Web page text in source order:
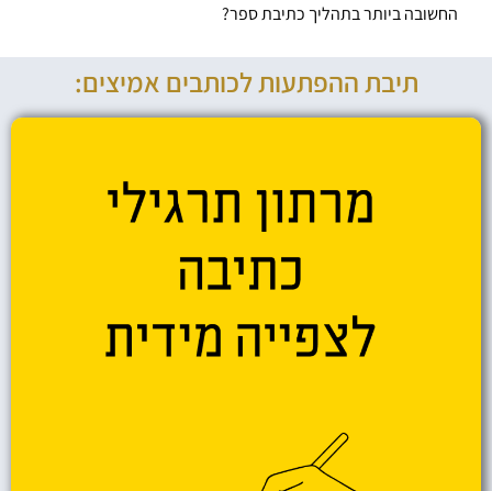
החשובה ביותר בתהליך כתיבת ספר?
תיבת ההפתעות לכותבים אמיצים: